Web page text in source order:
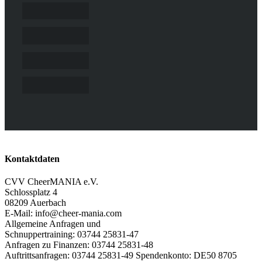
Kontaktdaten
CVV CheerMANIA e.V.
Schlossplatz 4
08209 Auerbach
E-Mail: info@cheer-mania.com
Allgemeine Anfragen und
Schnuppertraining: 03744 25831-47
Anfragen zu Finanzen: 03744 25831-48
Auftrittsanfragen: 03744 25831-49 Spendenkonto: DE50 8705